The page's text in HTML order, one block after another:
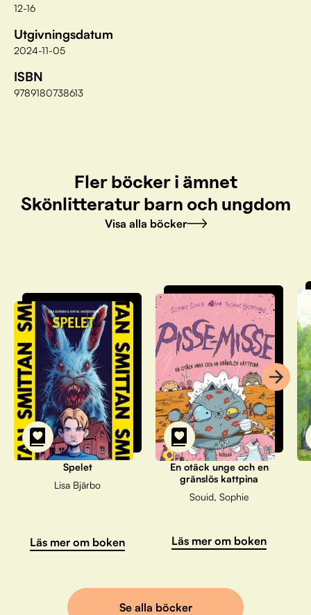
12-16
Utgivningsdatum
2024-11-05
ISBN
9789180738613
Fler böcker i ämnet
Skönlitteratur barn och ungdom
Visa alla böcker
Spelet
Lisa Bjärbo
Läs mer om boken
En otäck unge och en
gränslös kattpina
Souid, Sophie
Läs mer om boken
Se alla böcker